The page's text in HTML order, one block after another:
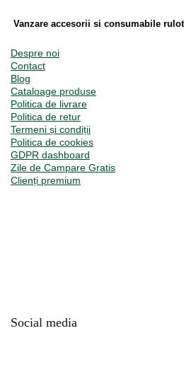
Vanzare accesorii si consumabile
Despre noi
Contact
Blog
Cataloage produse
Politica de livrare
Politica de retur
Termeni și condiții
Politica de cookies
GDPR dashboard
Zile de Campare Gratis
Clienți premium
Social media